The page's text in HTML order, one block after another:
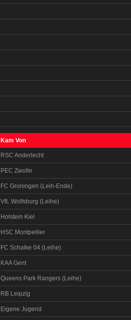
Kam Von
RSC Anderlecht
PEC Zwolle
FC Groningen (Leih-Ende)
VfL Wolfsburg (Leihe)
Holstein Kiel
HSC Montpellier
FC Schalke 04 (Leihe)
KAA Gent
Queens Park Rangers (Leihe)
RB Leipzig
Eigene Jugend